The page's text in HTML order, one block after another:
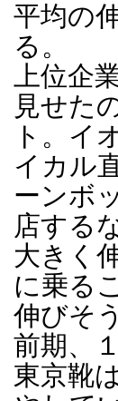
平均の
る。
上位企
見せた
ト。イ
イカル
ーンボ
店する
大きく
に乗る
伸びそ
前期、
東京靴